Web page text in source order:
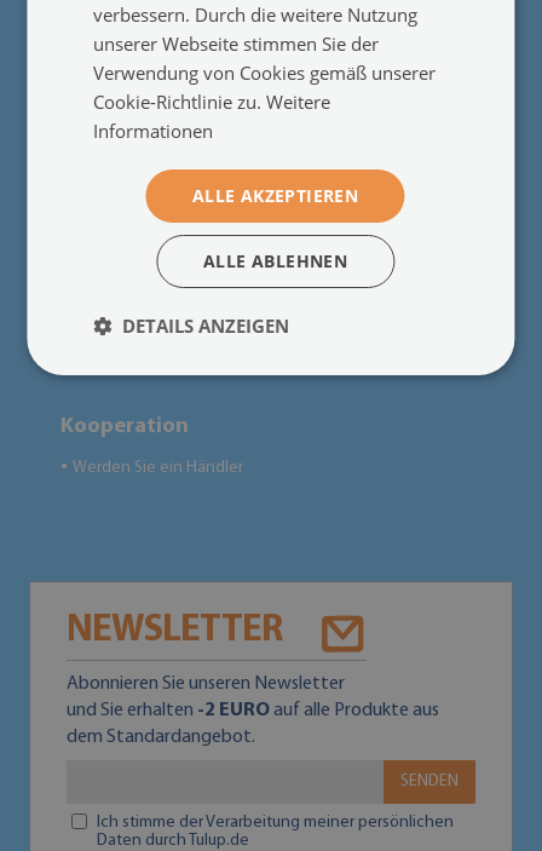
Nützliche Informationen
Das Recht zum Rücktritt vom Vertrag
Zahlungen
Reklamationen und Rückgaben
Fragen und Antworten
Montageanweisung
Datenschutzerklärung
Kooperation
● Werden Sie ein Händler
NEWSLETTER
Abonnieren Sie unseren Newsletter
und Sie erhalten -2 EUROauf alle Produkte aus
dem Standardangebot.
SENDEN
Ich stimme der Verarbeitung meiner persönlichen
Daten durch Tulup.de
verbessern. Durch die weitere Nutzung
unserer Webseite stimmen Sie der
Verwendung von Cookies gemäß unserer
Cookie-Richtlinie zu.Weitere
Informationen
ALLE AKZEPTIEREN
ALLE ABLEHNEN
DETAILS ANZEIGEN